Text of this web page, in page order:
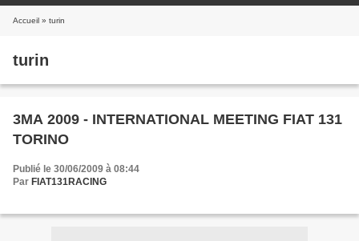
Accueil » turin
turin
3MA 2009 - INTERNATIONAL MEETING FIAT 131
TORINO
Publié le 30/06/2009 à 08:44
Par FIAT131RACING